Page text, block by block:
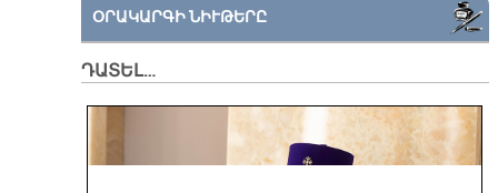
ՕՐԱԿԱՐԳԻ ՆԻՒԹԵՐԸ
ԴԱՏԵԼ…